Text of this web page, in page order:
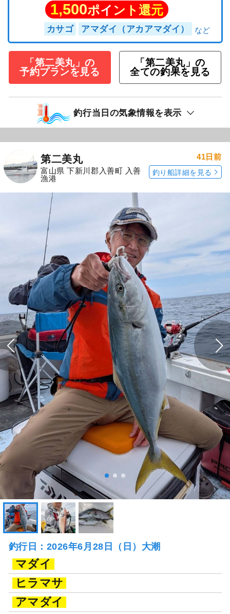
1,500ポイント還元
カサゴ アマダイ（アカアマダイ）
「第二美丸」の
予約プランを見る
「第二美丸」の
全ての釣果を見る
釣行当日の気象情報を表示
第二美丸
富山県 下新川郡入善町 入善
漁港
41日前
釣り船詳細を見る
釣行日：2026年6月28日（日）大潮
マダイ
ヒラマサ
アマダイ